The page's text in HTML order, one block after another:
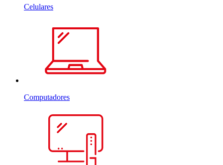
Celulares
Computadores